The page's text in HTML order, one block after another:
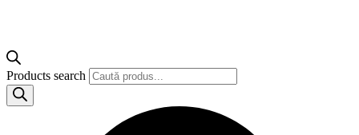
Products search